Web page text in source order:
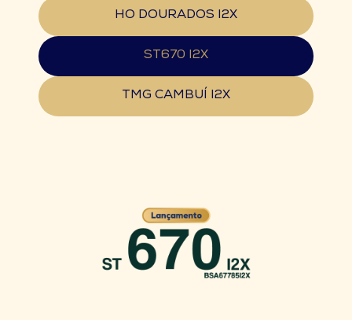
HO DOURADOS I2X
ST670 I2X
TMG CAMBUÍ I2X